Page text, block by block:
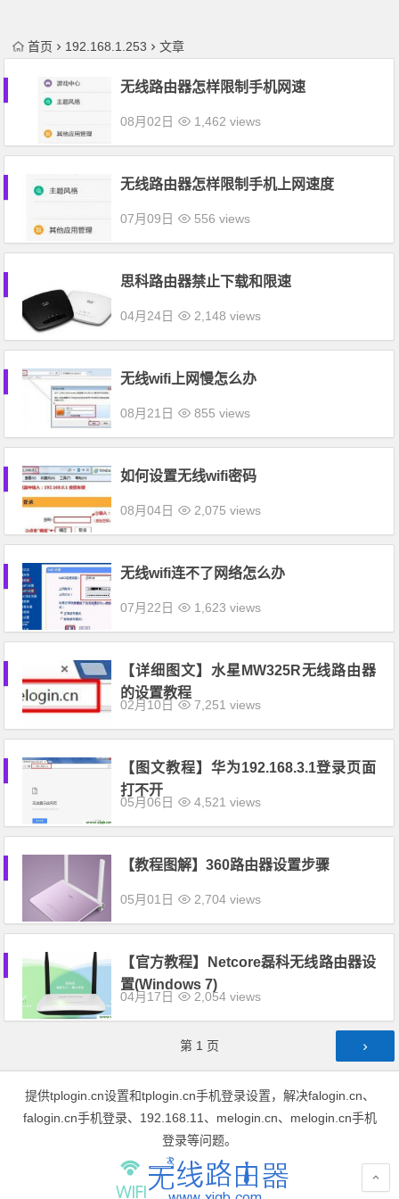
首页 192.168.1.253 文章
无线路由器怎样限制手机网速
08月02日 1,462 views
无线路由器怎样限制手机上网速度
07月09日 556 views
思科路由器禁止下载和限速
04月24日 2,148 views
无线wifi上网慢怎么办
08月21日 855 views
如何设置无线wifi密码
08月04日 2,075 views
无线wifi连不了网络怎么办
07月22日 1,623 views
【详细图文】水星MW325R无线路由器
的设置教程
02月10日 7,251 views
【图文教程】华为192.168.3.1登录页面
打不开
05月06日 4,521 views
【教程图解】360路由器设置步骤
05月01日 2,704 views
【官方教程】Netcore磊科无线路由器设
置(Windows 7)
04月17日 2,054 views
第 1 页
提供tplogin.cn设置和tplogin.cn手机登录设置，解决falogin.cn、
falogin.cn手机登录、192.168.11、melogin.cn、melogin.cn手机
登录等问题。